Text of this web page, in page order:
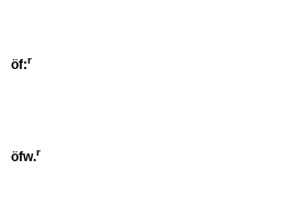
öf:r
öfw.r